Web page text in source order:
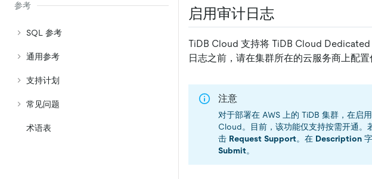
参考
SQL 参考
通用参考
支持计划
常见问题
术语表
启用审计日志
TiDB Cloud 支持将 TiDB Cloud
日志之前，请在集群所在的云服务商上配置
注意
对于部署在 AWS 上的 TiDB 集群，在启
Cloud。目前，该功能仅支持按需开通。
击 Request Support。在 Description
Submit。